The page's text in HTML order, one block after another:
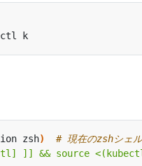
zsh)
# 現在のzshシェ
]] && source